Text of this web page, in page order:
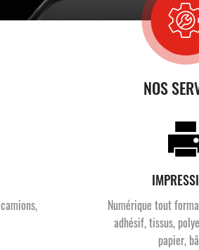
NOS
Numérique tout
adhésif, tissus,
papier,